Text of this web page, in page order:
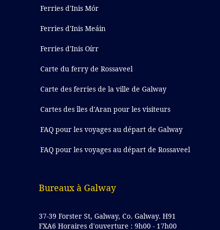
Ferries d'Inis Mór
Ferries d'Inis Meáin
Ferries d'Inis Oírr
Carte du ferry de Rossaveel
Carte des ferries de la ville de Galway
Cartes des îles d'Aran pour les visiteurs
FAQ pour les voyages au départ de Galway
FAQ pour les voyages au départ de Rossaveel
Bureaux à Galway
37-39 Forster St, Galway, Co. Galway. H91
FXA6 Horaires d'ouverture : 9h00 - 17h00